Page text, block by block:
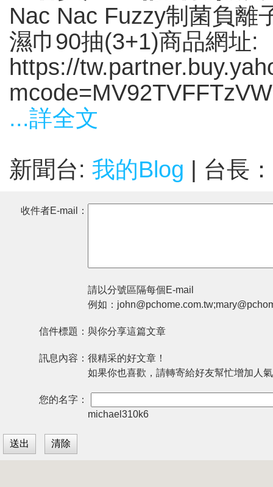
Nac Nac Fuzzy制菌負離
濕巾90抽(3+1)商品網址:
https://
...詳全文
新聞台: 我的Blog | 台長：
收件者E-mail：
請以分號區隔每個E-mail
例如：
信件標題： 與你分享這篇文章
訊息內容： 很精采的好文章！
如果你也喜歡，請轉寄給好友幫忙增加人
您的名字：
michael310k6